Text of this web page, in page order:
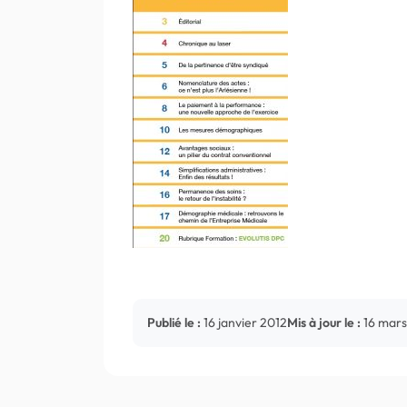
Publié le : 16 janvier 2012Mis à jour le : 16